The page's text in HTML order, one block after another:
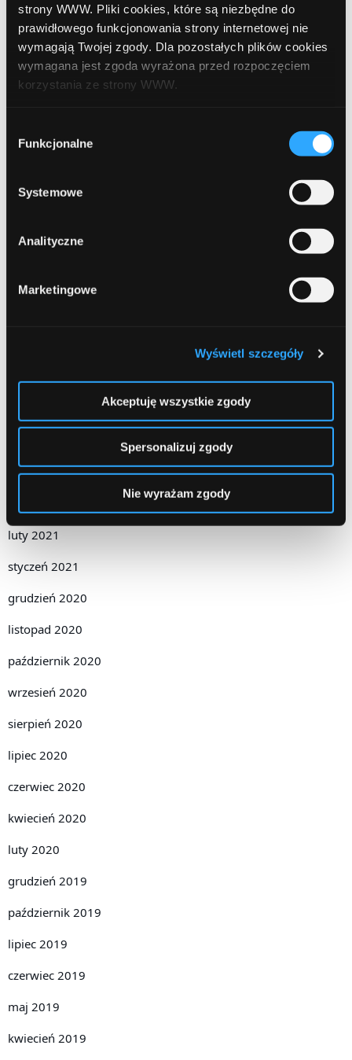
strony WWW. Pliki cookies, które są niezbędne do
prawidłowego funkcjonowania strony internetowej nie
wymagają Twojej zgody. Dla pozostałych plików cookies
wymagana jest zgoda wyrażona przed rozpoczęciem
korzystania ze strony WWW.
formy korzystania z plików cookies. Więcej:
Polityka
zgody
Funkcjonalne
Systemowe
Analityczne
Marketingowe
Wyświetl szczegóły
Akceptuję wszystkie zgody
Spersonalizuj zgody
Nie wyrażam zgody
czerwiec 2022
maj 2022
kwiecień 2022
styczeń 2022
listopad 2021
październik 2021
lipiec 2021
kwiecień 2021
luty 2021
styczeń 2021
grudzień 2020
listopad 2020
październik 2020
wrzesień 2020
sierpień 2020
lipiec 2020
czerwiec 2020
kwiecień 2020
luty 2020
grudzień 2019
październik 2019
lipiec 2019
czerwiec 2019
maj 2019
kwiecień 2019